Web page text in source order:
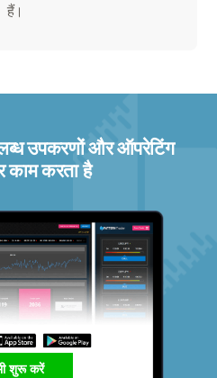
हैं।
उपकरणों और ऑपरेटिंग
काम करता है
शुरू करें